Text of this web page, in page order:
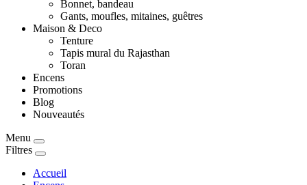
Bonnet, bandeau
Gants, moufles, mitaines, guêtres
Maison & Deco
Tenture
Tapis mural du Rajasthan
Toran
Encens
Promotions
Blog
Nouveautés
Menu
Filtres
Accueil